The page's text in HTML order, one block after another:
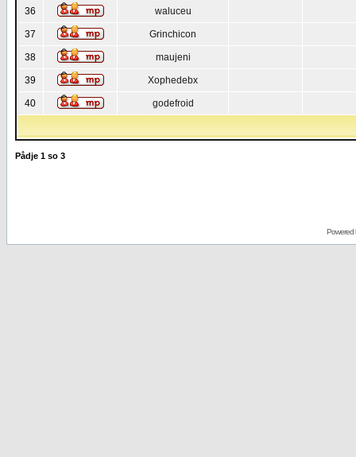
36 waluceu
37 Grinchicon
38 maujeni
39 Xophedebx
40 godefroid
Pådje 1 so 3
Powered